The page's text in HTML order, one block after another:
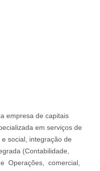
empresa de capitais
em serviços de
social, integração de
(Contabilidade,
Operações, comercial,